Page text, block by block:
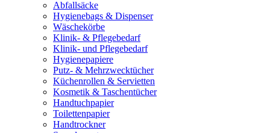
Abfallsäcke
Hygienebags & Dispenser
Wäschekörbe
Klinik- & Pflegebedarf
Klinik- und Pflegebedarf
Hygienepapiere
Putz- & Mehrzwecktücher
Küchenrollen & Servietten
Kosmetik & Taschentücher
Handtuchpapier
Toilettenpapier
Handtrockner